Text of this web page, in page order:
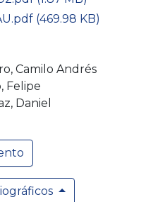
(469.98 KB)
Camilo Andrés
Felipe
Daniel